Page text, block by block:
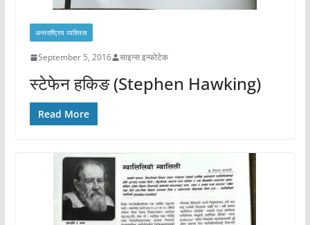
अन्तराष्ट्रिय व्यक्तित्व
September 5, 2016 साइन्स इन्फोटेक
स्टेफेन हकिङ (Stephen Hawking)
Read More